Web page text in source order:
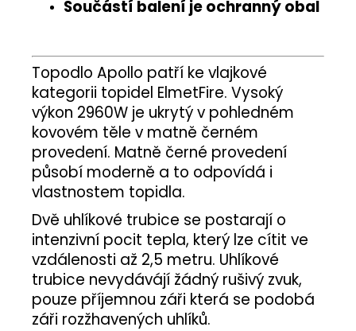
Součástí balení je ochranný obal
Topodlo Apollo patří ke vlajkové
kategorii topidel ElmetFire. Vysoký
výkon 2960W je ukrytý v pohledném
kovovém těle v matně černém
provedení. Matně černé provedení
působí moderně a to odpovídá i
vlastnostem topidla.
Dvě uhlíkové trubice se postarají o
intenzivní pocit tepla, který lze cítit ve
vzdálenosti až 2,5 metru. Uhlíkové
trubice nevydávájí žádný rušivý zvuk,
pouze příjemnou záři která se podobá
záři rozžhavených uhlíků.